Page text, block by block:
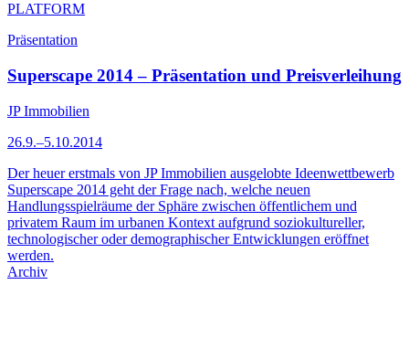
PLATFORM
Präsentation
Superscape 2014 – Präsentation und Preisverleihung
JP Immobilien
26.9.–5.10.2014
Der heuer erstmals von JP Immobilien ausgelobte Ideenwettbewerb
Superscape 2014 geht der Frage nach, welche neuen
Handlungsspielräume der Sphäre zwischen öffentlichem und
privatem Raum im urbanen Kontext aufgrund soziokultureller,
technologischer oder demo­graphischer Entwicklungen eröffnet
werden.
Archiv